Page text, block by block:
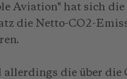
Aviation" hat sich
die Netto-CO2-
allerdings die über die